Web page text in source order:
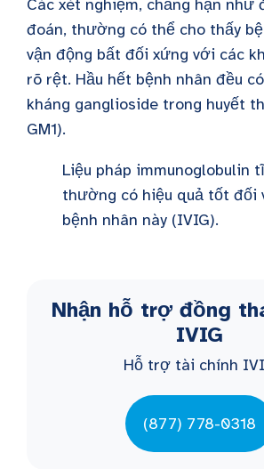
Các xét nghiệm, chẳng hạn như
đoán, thường có thể cho thấy
vận động bất đối xứng với các
rõ rệt. Hầu hết bệnh nhân đều
kháng ganglioside trong huyết
GM1).
Liệu pháp immunoglobulin
thường có hiệu quả tốt đối
bệnh nhân này (IVIG).
Nhận hỗ trợ đồng
IVIG
Hỗ trợ tài chính
(877) 778-0318